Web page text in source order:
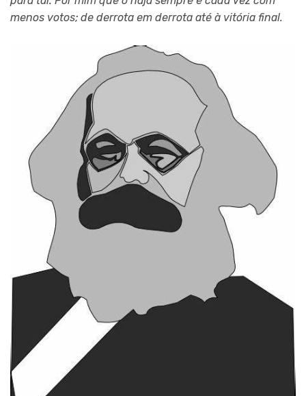
menos votos; de derrota em derrota até à vitória final.